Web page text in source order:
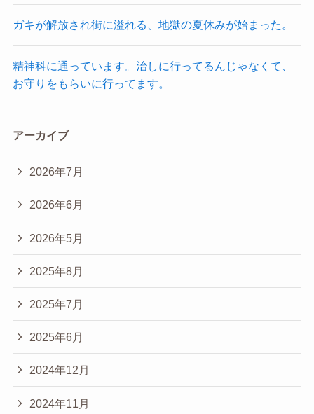
ガキが解放され街に溢れる、地獄の夏休みが始まった。
精神科に通っています。治しに行ってるんじゃなくて、
お守りをもらいに行ってます。
アーカイブ
2026年7月
2026年6月
2026年5月
2025年8月
2025年7月
2025年6月
2024年12月
2024年11月